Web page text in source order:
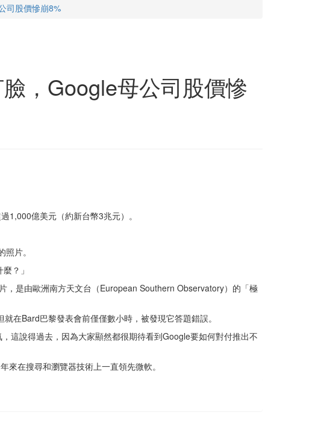
司股價慘崩8%
，Google母公司股價慘
1,000億美元（約新台幣3兆元）。
片。
？」
，是由歐洲南方天文台（European Southern Observatory）的「極
在Bard巴黎發表會前僅僅數小時，被發現它答題錯誤。
這說得過去，因為大家顯然都很期待看到Google要如何對付推出不
在搜尋和瀏覽器技術上一直領先微軟。